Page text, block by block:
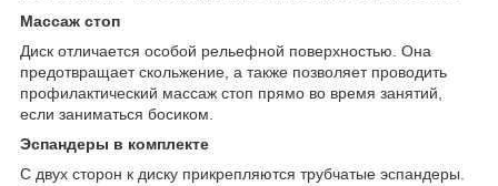
Массаж стоп
Диск отличается особой рельефной поверхностью. Она
предотвращает скольжение, а также позволяет проводить
профилактический массаж стоп прямо во время занятий,
если заниматься босиком.
Эспандеры в комплекте
С двух сторон к диску прикрепляются трубчатые эспандеры.